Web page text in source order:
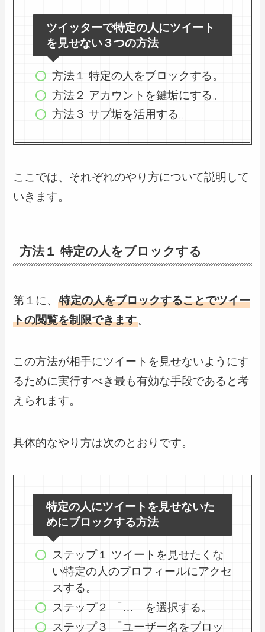
ツイッターで特定の人にツイート
を見せない３つの方法
方法１ 特定の人をブロックする。
方法２ アカウントを鍵垢にする。
方法３ サブ垢を活用する。
ここでは、それぞれのやり方について説明して
いきます。
方法１ 特定の人をブロックする
第１に、特定の人をブロックすることでツイー
トの閲覧を制限できます。
この方法が相手にツイートを見せないようにす
るために実行すべき最も有効な手段であると考
えられます。
具体的なやり方は次のとおりです。
特定の人にツイートを見せないた
めにブロックする方法
ステップ１ ツイートを見せたくな
い特定の人のプロフィールにアクセ
スする。
ステップ２ 「…」を選択する。
ステップ３ 「ユーザー名をブロッ